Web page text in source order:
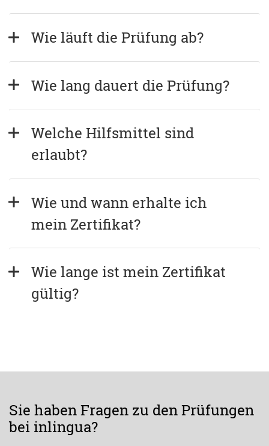
Wie läuft die Prüfung ab?
Wie lang dauert die Prüfung?
Welche Hilfsmittel sind
erlaubt?
Wie und wann erhalte ich
mein Zertifikat?
Wie lange ist mein Zertifikat
gültig?
Sie haben Fragen zu den Prüfungen
bei inlingua?